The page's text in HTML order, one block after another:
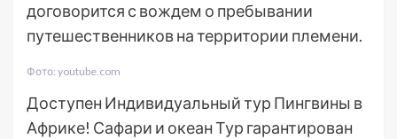
договорится с вождем о пребывании
путешественников на территории племени.
Фото: youtube.com
Доступен Индивидуальный тур Пингвины в
Африке! Сафари и океан Тур гарантирован